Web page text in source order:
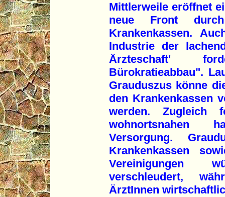
Mittlerweile eröffnet
neue Front
Krankenkassen.
Industrie der
Ärzteschaft'
Bürokratieabbau".
Grauduszus könne
den Krankenkassen
werden.
wohnortsnahen
Versorgung.
Krankenkassen
Vereinigungen
verschleudert,
ÄrztInnen